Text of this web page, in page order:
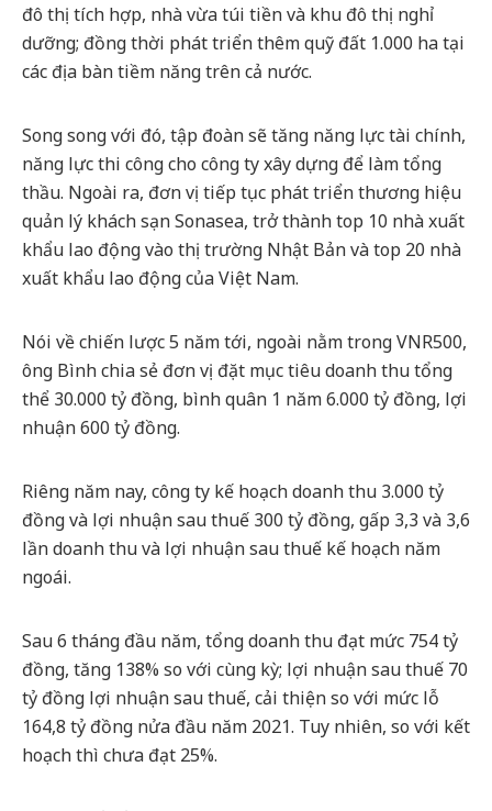
đô thị tích hợp, nhà vừa túi tiền và khu đô thị nghỉ
dưỡng; đồng thời phát triển thêm quỹ đất 1.000 ha tại
các địa bàn tiềm năng trên cả nước.
Song song với đó, tập đoàn sẽ tăng năng lực tài chính,
năng lực thi công cho công ty xây dựng để làm tổng
thầu. Ngoài ra, đơn vị tiếp tục phát triển thương hiệu
quản lý khách sạn Sonasea, trở thành top 10 nhà xuất
khẩu lao động vào thị trường Nhật Bản và top 20 nhà
xuất khẩu lao động của Việt Nam.
Nói về chiến lược 5 năm tới, ngoài nằm trong VNR500,
ông Bình chia sẻ đơn vị đặt mục tiêu doanh thu tổng
thể 30.000 tỷ đồng, bình quân 1 năm 6.000 tỷ đồng, lợi
nhuận 600 tỷ đồng.
Riêng năm nay, công ty kế hoạch doanh thu 3.000 tỷ
đồng và lợi nhuận sau thuế 300 tỷ đồng, gấp 3,3 và 3,6
lần doanh thu và lợi nhuận sau thuế kế hoạch năm
ngoái.
Sau 6 tháng đầu năm, tổng doanh thu đạt mức 754 tỷ
đồng, tăng 138% so với cùng kỳ; lợi nhuận sau thuế 70
tỷ đồng lợi nhuận sau thuế, cải thiện so với mức lỗ
164,8 tỷ đồng nửa đầu năm 2021. Tuy nhiên, so với kết
hoạch thì chưa đạt 25%.